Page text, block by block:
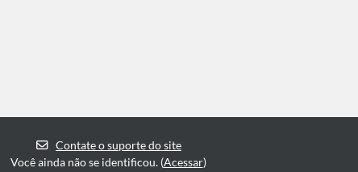
Contate o suporte do site
Você ainda não se identificou. (Acessar)